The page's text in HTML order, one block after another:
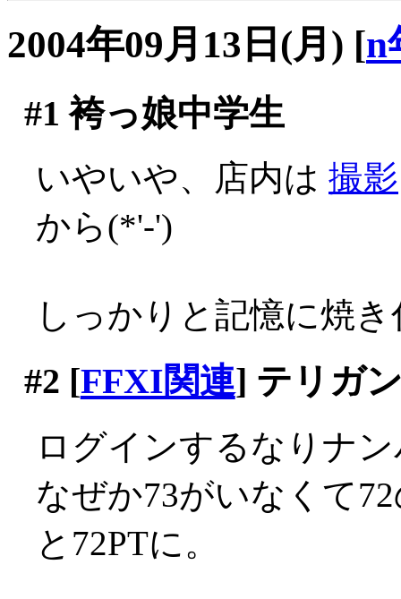
2004年09月13日(月) [n
#1 袴っ娘中学生
いやいや、店内は 撮影
から(*'-')
しっかりと記憶に焼
#2 [FFXI関連] テリガ
ログインするなりナ
なぜか73がいなくて
と72PTに。